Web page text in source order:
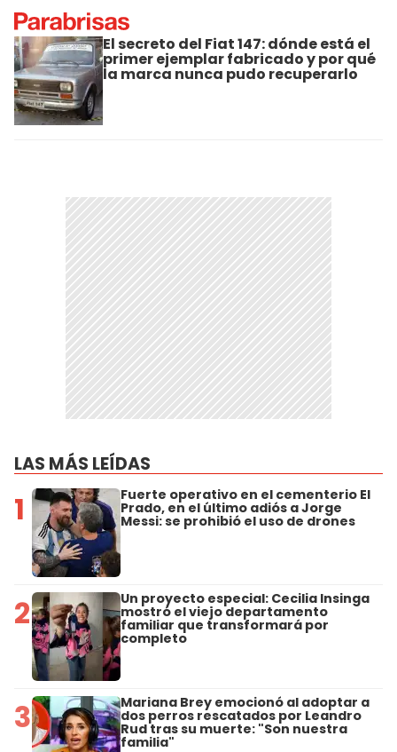
El secreto del Fiat 147: dónde está el
primer ejemplar fabricado y por qué
la marca nunca pudo recuperarlo
LAS MÁS LEÍDAS
1 Fuerte operativo en el cementerio El
Prado, en el último adiós a Jorge
Messi: se prohibió el uso de drones
2 Un proyecto especial: Cecilia Insinga
mostró el viejo departamento
familiar que transformará por
completo
3 Mariana Brey emocionó al adoptar a
dos perros rescatados por Leandro
Rud tras su muerte: "Son nuestra
familia"